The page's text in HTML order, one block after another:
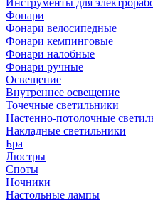
Инструменты для
Фонари
Фонари велосипедные
Фонари кемпинговые
Фонари налобные
Фонари ручные
Освещение
Внутреннее освещение
Точечные светильники
Настенно-потолочные
Накладные светильники
Бра
Люстры
Споты
Ночники
Настольные лампы